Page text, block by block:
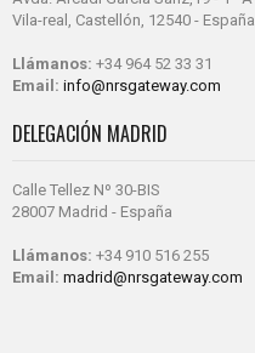
Vila-real, Castellón, 12540 - España
Llámanos: +34 964 52 33 31
Email: info@nrsgateway.com
DELEGACIÓN MADRID
Calle Tellez Nº 30-BIS
28007 Madrid - España
Llámanos: +34 910 516 255
Email: madrid@nrsgateway.com